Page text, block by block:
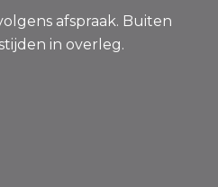
afspraak. Buiten
in overleg.